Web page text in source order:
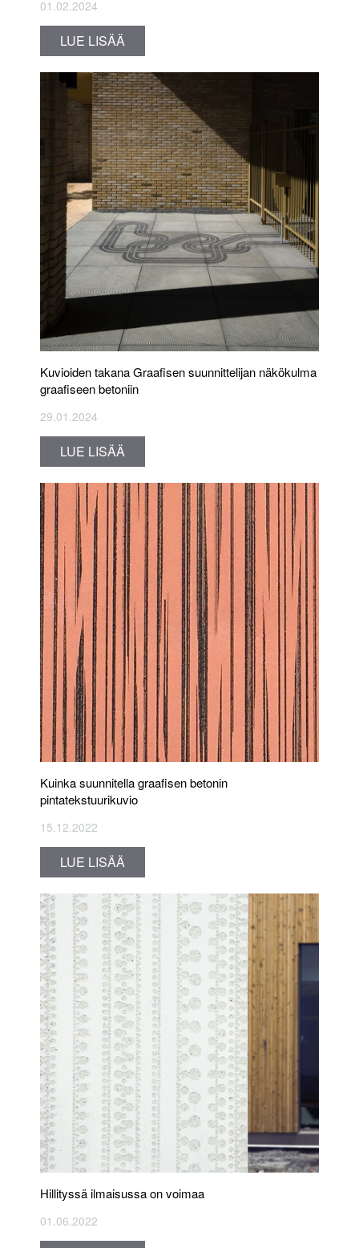
01.02.2024
LUE LISÄÄ
Kuvioiden takana Graafisen suunnittelijan näkökulma
graafiseen betoniin
29.01.2024
LUE LISÄÄ
Kuinka suunnitella graafisen betonin
pintatekstuurikuvio
15.12.2022
LUE LISÄÄ
Hillityssä ilmaisussa on voimaa
01.06.2022